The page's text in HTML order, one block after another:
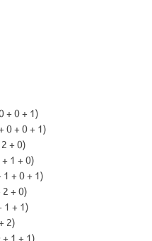
+ 0 + 1)
0 + 0 + 1)
+ 0)
1 + 0)
1 + 0 + 1)
2 + 0)
1 + 1)
2)
+ 1 + 1)